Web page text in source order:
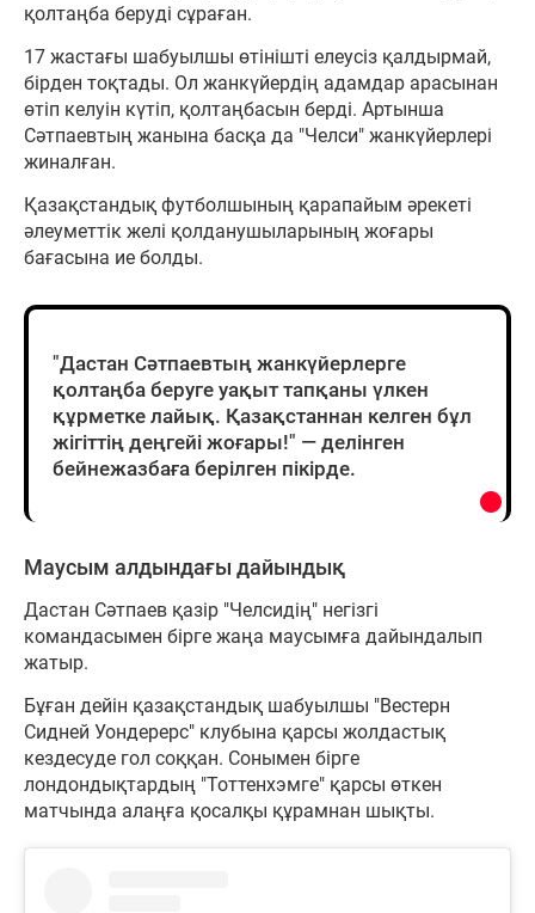
қолтаңба беруді сұраған.
17 жастағы шабуылшы өтінішті елеусіз қалдырмай,
бірден тоқтады. Ол жанкүйердің адамдар арасынан
өтіп келуін күтіп, қолтаңбасын берді. Артынша
Сәтпаевтың жанына басқа да "Челси" жанкүйерлері
жиналған.
Қазақстандық футболшының қарапайым әрекеті
әлеуметтік желі қолданушыларының жоғары
бағасына ие болды.
"Дастан Сәтпаевтың жанкүйерлерге
қолтаңба беруге уақыт тапқаны үлкен
құрметке лайық. Қазақстаннан келген бұл
жігіттің деңгейі жоғары!" — делінген
бейнежазбаға берілген пікірде.
Маусым алдындағы дайындық
Дастан Сәтпаев қазір "Челсидің" негізгі
командасымен бірге жаңа маусымға дайындалып
жатыр.
Бұған дейін қазақстандық шабуылшы "Вестерн
Сидней Уондерерс" клубына қарсы жолдастық
кездесуде гол соққан. Сонымен бірге
лондондықтардың "Тоттенхэмге" қарсы өткен
матчында алаңға қосалқы құрамнан шықты.